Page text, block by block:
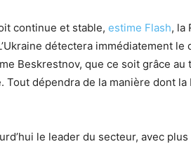
continue et stable, estime Flash, la
détectera immédiatement le
Beskrestnov, que ce soit grâce au
dépendra de la manière dont la
le leader du secteur, avec plus